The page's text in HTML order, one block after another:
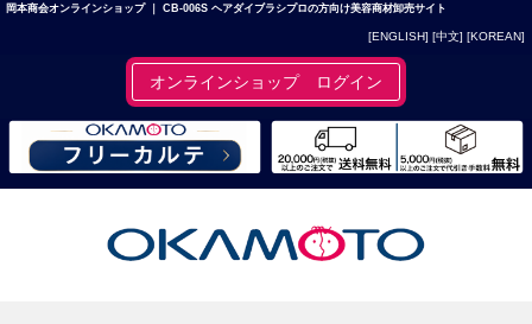
岡本商会オンラインショップ ｜ CB-006S ヘアダイブラシプロの方向け美容商材卸売サイト
[ENGLISH] [中文] [KOREAN]
オンラインショップ ログイン